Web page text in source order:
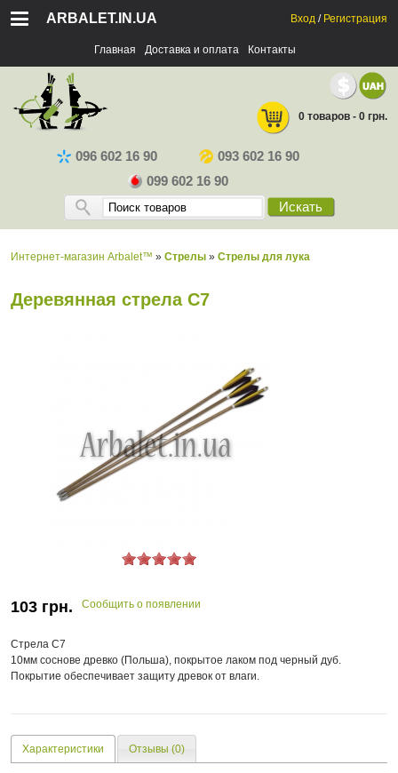
ARBALET.IN.UA
Главная Доставка и оплата Контакты
Вход / Регистрация
096 602 16 90
093 602 16 90
099 602 16 90
Искать
0 товаров - 0 грн.
Интернет-магазин Arbalet™ » Стрелы » Стрелы для лука
Деревянная стрела С7
103 грн. Сообщить о появлении
Стрела С7
10мм соснове древко (Польша), покрытое лаком под черный дуб.
Покрытие обеспечивает защиту древок от влаги.
Характеристики Отзывы (0)